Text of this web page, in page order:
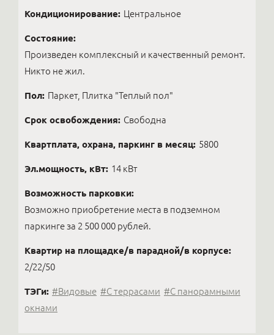
Кондиционирование: Центральное
Состояние:
Произведен комплексный и качественный ремонт.
Никто не жил.
Пол: Паркет, Плитка "Теплый пол"
Срок освобождения: Свободна
Квартплата, охрана, паркинг в месяц: 5800
Эл.мощность, кВт: 14 кВт
Возможность парковки:
Возможно приобретение места в подземном
паркинге за 2 500 000 рублей.
Квартир на площадке/в парадной/в корпусе:
2/22/50
ТЭГи: #Видовые #С террасами #С панорамными
окнами